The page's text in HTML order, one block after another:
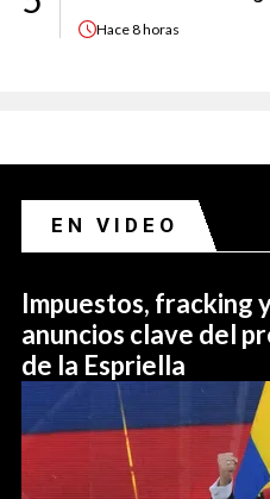
Hace8 horas
EN VIDEO
Impuestos, fracking
anuncios clave del
de la Espriella